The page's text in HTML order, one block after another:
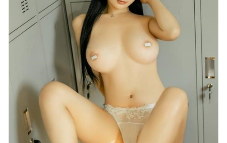
喵糖映画 VOL.269 白色套装 [40P/14MB] 2023-05-16
miko酱ww – NO.43 冬日温泉2[24P-595M]
2024-05-02
[YouMi尤蜜荟]2024.05.08 VOL.1059 心妍小公主
2025-01-24
雨波_HaneAme – NO.257 韩国小兔子[44P3V-355MB]